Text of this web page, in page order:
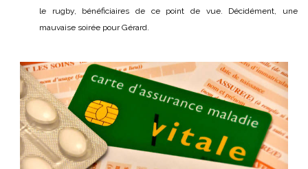
le rugby, bénéficiaires de ce point de vue. Décidément, une
mauvaise soirée pour Gérard.